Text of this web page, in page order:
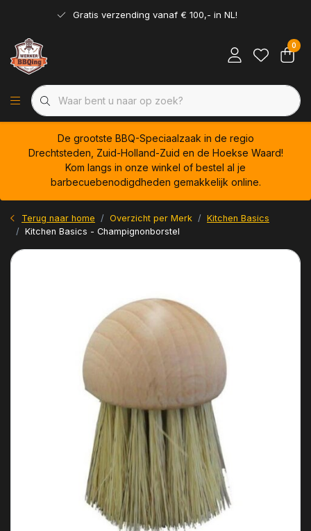
Gratis verzending vanaf € 100,- in NL!
0
De grootste BBQ-Speciaalzaak in de regio
Drechtsteden, Zuid-Holland-Zuid en de Hoekse Waard!
Kom langs in onze winkel of bestel al je
barbecuebenodigdheden gemakkelijk online.
Terug naar home Overzicht per Merk
Kitchen Basics
Kitchen Basics - Champignonborstel